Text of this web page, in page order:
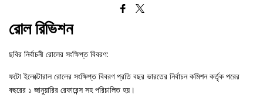
রোল রিভিশন
ছবির নির্বাচনী রোলের সংক্ষিপ্ত বিবরণ:
ফটো ইলেক্টোরাল রোলের সংক্ষিপ্ত বিবরণ প্রতি বছর ভারতের নির্বাচন কমিশন কর্তৃক পরের
বছরের ১ জানুয়ারির রেফারেন্স সহ পরিচালিত হয়।